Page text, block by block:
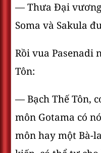
— Thưa Ðại
Soma và Sakula
Rồi vua Pasenadi
Tôn:
— Bạch Thế Tôn,
môn Gotama có
môn hay một Bà-